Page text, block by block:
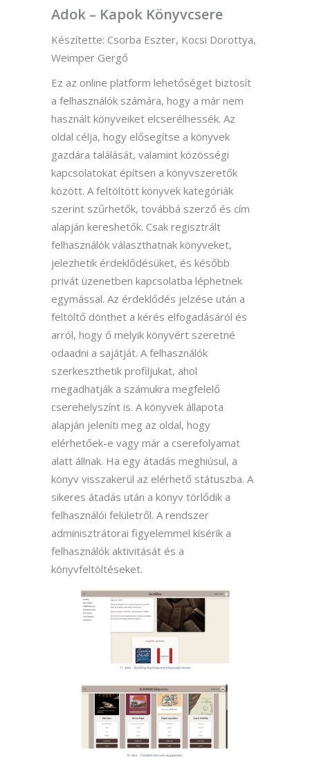
Adok – Kapok Könyvcsere
Készítette: Csorba Eszter, Kocsi Dorottya,
Weimper Gergő
Ez az online platform lehetőséget biztosít
a felhasználók számára, hogy a már nem
használt könyveiket elcserélhessék. Az
oldal célja, hogy elősegítse a könyvek
gazdára találását, valamint közösségi
kapcsolatokat építsen a könyvszeretők
között. A feltöltött könyvek kategóriák
szerint szűrhetők, továbbá szerző és cím
alapján kereshetők. Csak regisztrált
felhasználók választhatnak könyveket,
jelezhetik érdeklődésüket, és később
privát üzenetben kapcsolatba léphetnek
egymással. Az érdeklődés jelzése után a
feltöltő dönthet a kérés elfogadásáról és
arról, hogy ő melyik könyvért szeretné
odaadni a sajátját. A felhasználók
szerkeszthetik profiljukat, ahol
megadhatják a számukra megfelelő
cserehelyszínt is. A könyvek állapota
alapján jeleníti meg az oldal, hogy
elérhetőek-e vagy már a cserefolyamat
alatt állnak. Ha egy átadás meghiúsul, a
könyv visszakerül az elérhető státuszba. A
sikeres átadás után a könyv törlődik a
felhasználói felületről. A rendszer
adminisztrátorai figyelemmel kísérik a
felhasználók aktivitását és a
könyvfeltöltéseket.